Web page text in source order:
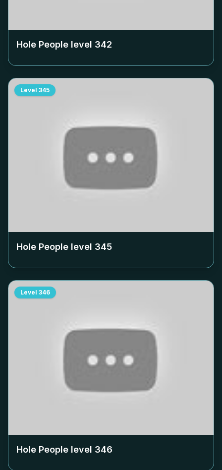
Hole People level 342
Level 345
Hole People level 345
Level 346
Hole People level 346